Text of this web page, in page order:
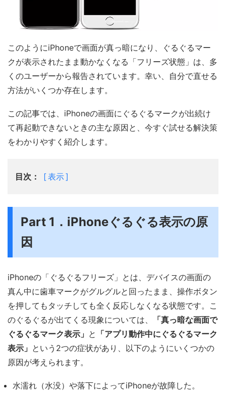
このようにiPhoneで画面が真っ暗になり、ぐるぐるマー
クが表示されたまま動かなくなる「フリーズ状態」は、多
くのユーザーから報告されています。幸い、自分で直せる
方法がいくつか存在します。
この記事では、iPhoneの画面にぐるぐるマークが出続け
て再起動できないときの主な原因と、今すぐ試せる解決策
をわかりやすく紹介します。
目次： 表示
Part 1．iPhoneぐるぐる表示の原
因
iPhoneの「ぐるぐるフリーズ」とは、デバイスの画面の
真ん中に歯車マークがグルグルと回ったまま、操作ボタン
を押してもタッチしても全く反応しなくなる状態です。こ
のぐるぐるが出てくる現象については、
「真っ暗な画面で
ぐるぐるマーク表示」 と 「アプリ動作中にぐるぐるマーク
表示」 という2つの症状があり、以下のようにいくつかの
原因が考えられます。
水濡れ（水没）や落下によってiPhoneが故障した。